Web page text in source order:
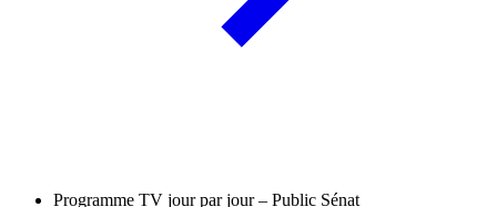
Programme TV jour par jour – Public Sénat